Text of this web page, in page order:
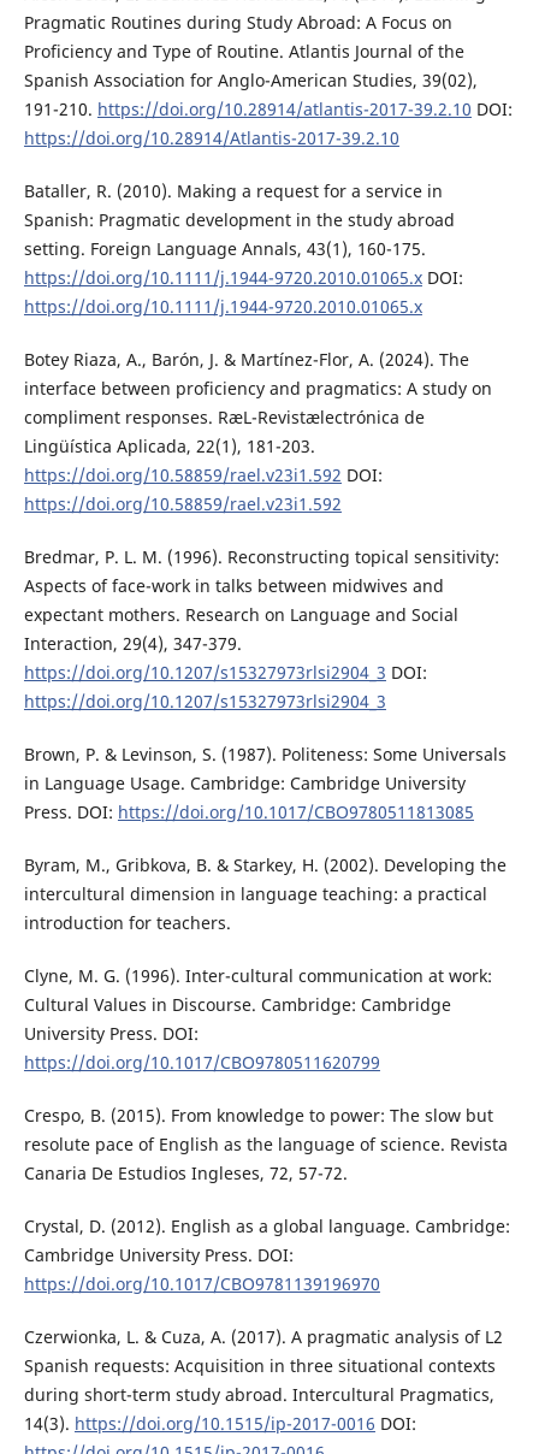
Pragmatic Routines during Study Abroad: A Focus on
Proficiency and Type of Routine. Atlantis Journal of the
Spanish Association for Anglo-American Studies, 39(02),
191-210. https://doi.org/10.28914/atlantis-2017-39.2.10 DOI:
https://doi.org/10.28914/Atlantis-2017-39.2.10
Bataller, R. (2010). Making a request for a service in
Spanish: Pragmatic development in the study abroad
setting. Foreign Language Annals, 43(1), 160-175.
https://doi.org/10.1111/j.1944-9720.2010.01065.xDOI:
https://doi.org/10.1111/j.1944-9720.2010.01065.x
Botey Riaza, A., Barón, J. & Martínez-Flor, A. (2024). The
interface between proficiency and pragmatics: A study on
compliment responses. RæL-Revistælectrónica de
Lingüística Aplicada, 22(1), 181-203.
https://doi.org/10.58859/rael.v23i1.592 DOI:
https://doi.org/10.58859/rael.v23i1.592
Bredmar, P. L. M. (1996). Reconstructing topical sensitivity:
Aspects of face-work in talks between midwives and
expectant mothers. Research on Language and Social
Interaction, 29(4), 347-379.
https://doi.org/10.1207/s15327973rlsi2904_3 DOI:
https://doi.org/10.1207/s15327973rlsi2904_3
Brown, P. & Levinson, S. (1987). Politeness: Some Universals
in Language Usage. Cambridge: Cambridge University
Press. DOI: https://doi.org/10.1017/CBO9780511813085
Byram, M., Gribkova, B. & Starkey, H. (2002). Developing the
intercultural dimension in language teaching: a practical
introduction for teachers.
Clyne, M. G. (1996). Inter-cultural communication at work:
Cultural Values in Discourse. Cambridge: Cambridge
University Press. DOI:
https://doi.org/10.1017/CBO9780511620799
Crespo, B. (2015). From knowledge to power: The slow but
resolute pace of English as the language of science. Revista
Canaria De Estudios Ingleses, 72, 57-72.
Crystal, D. (2012). English as a global language. Cambridge:
Cambridge University Press. DOI:
https://doi.org/10.1017/CBO9781139196970
Czerwionka, L. & Cuza, A. (2017). A pragmatic analysis of L2
Spanish requests: Acquisition in three situational contexts
during short-term study abroad. Intercultural Pragmatics,
14(3). https://doi.org/10.1515/ip-2017-0016 DOI: